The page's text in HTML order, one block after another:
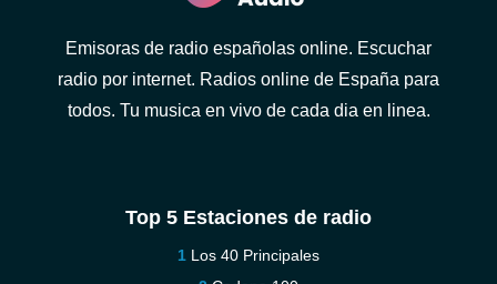
Emisoras de radio españolas online. Escuchar
radio por internet. Radios online de España para
todos. Tu musica en vivo de cada dia en linea.
Top 5 Estaciones de radio
Los 40 Principales